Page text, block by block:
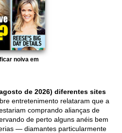
noiva em
de 2026) diferentes sites
entretenimento relataram que a
comprando alianças de
de perto alguns anéis bem
— diamantes particularmente